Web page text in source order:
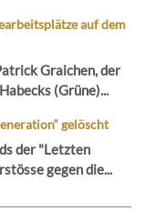
auf dem
Graichen, der
(Grüne)...
gelöscht
der "Letzten
gegen die...